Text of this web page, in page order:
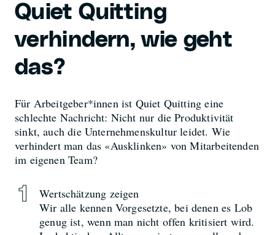
Quiet Quitting
verhindern, wie geht
das?
Für Arbeitgeber*innen ist Quiet Quitting eine
schlechte Nachricht: Nicht nur die Produktivität
sinkt, auch die Unternehmenskultur leidet. Wie
verhindert man das «Ausklinken» von Mitarbeitenden
im eigenen Team?
Wertschätzung zeigen
Wir alle kennen Vorgesetzte, bei denen es Lob
genug ist, wenn man nicht offen kritisiert wird.